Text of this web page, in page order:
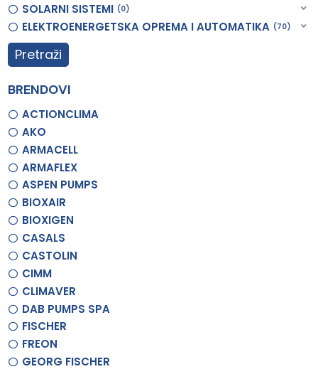
SOLARNI SISTEMI 0
ELEKTROENERGETSKA OPREMA I AUTOMATIKA 70
Pretraži
BRENDOVI
ACTIONCLIMA
AKO
ARMACELL
ARMAFLEX
ASPEN PUMPS
BIOXAIR
BIOXIGEN
CASALS
CASTOLIN
CIMM
CLIMAVER
DAB PUMPS SPA
FISCHER
FREON
GEORG FISCHER